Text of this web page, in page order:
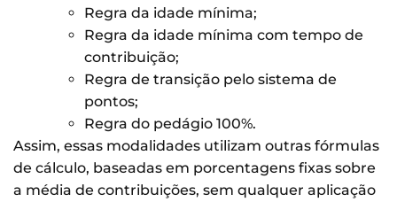
Regra da idade mínima;
Regra da idade mínima com tempo de
contribuição;
Regra de transição pelo sistema de
pontos;
Regra do pedágio 100%.
Assim, essas modalidades utilizam outras fórmulas
de cálculo, baseadas em porcentagens fixas sobre
a média de contribuições, sem qualquer aplicação